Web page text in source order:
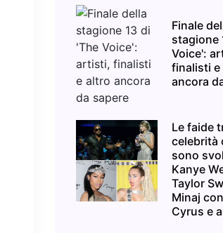
Finale
stagione
Voice':
finalisti e
ancora
Le faide
celebrità
sono
Kanye
Taylor
Minaj
Cyrus e